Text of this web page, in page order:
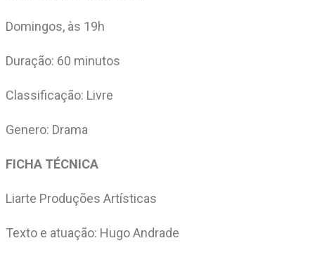
Domingos, às 19h
Duração: 60 minutos
Classificação: Livre
Genero: Drama
FICHA TÉCNICA
Liarte Produções Artísticas
Texto e atuação: Hugo Andrade